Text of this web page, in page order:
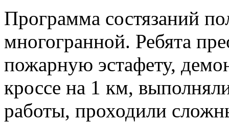
Программа состязаний
многогранной. Ребята
пожарную эстафету,
кроссе на 1 км,
работы, проходили